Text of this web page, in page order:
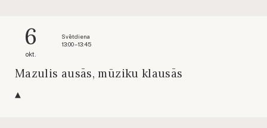
6
okt.
Svētdiena
13:00 – 13:45
Mazulis ausās, mūziku klausās